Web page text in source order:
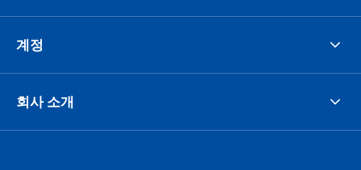
계정
회사 소개